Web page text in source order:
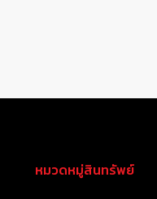
หมวดหมู่สินทรัพย์